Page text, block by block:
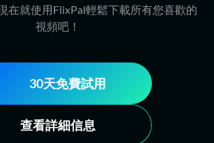
在就使用FlixPal輕鬆下載所有您喜歡的
視頻吧！
30天免費試用
查看詳細信息